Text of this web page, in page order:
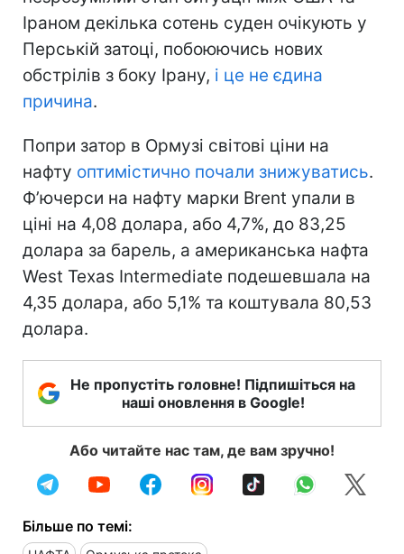
Іраном декілька сотень суден очікують у
Перській затоці, побоюючись нових
обстрілів з боку Ірану, і це не єдина
причина.
Попри затор в Ормузі світові ціни на
нафту оптимістично почали знижуватись.
Ф’ючерси на нафту марки Brent упали в
ціні на 4,08 долара, або 4,7%, до 83,25
долара за барель, а американська нафта
West Texas Intermediate подешевшала на
4,35 долара, або 5,1% та коштувала 80,53
долара.
Не пропустіть головне! Підпишіться на
наші оновлення в Google!
Або читайте нас там, де вам зручно!
Більше по темі: